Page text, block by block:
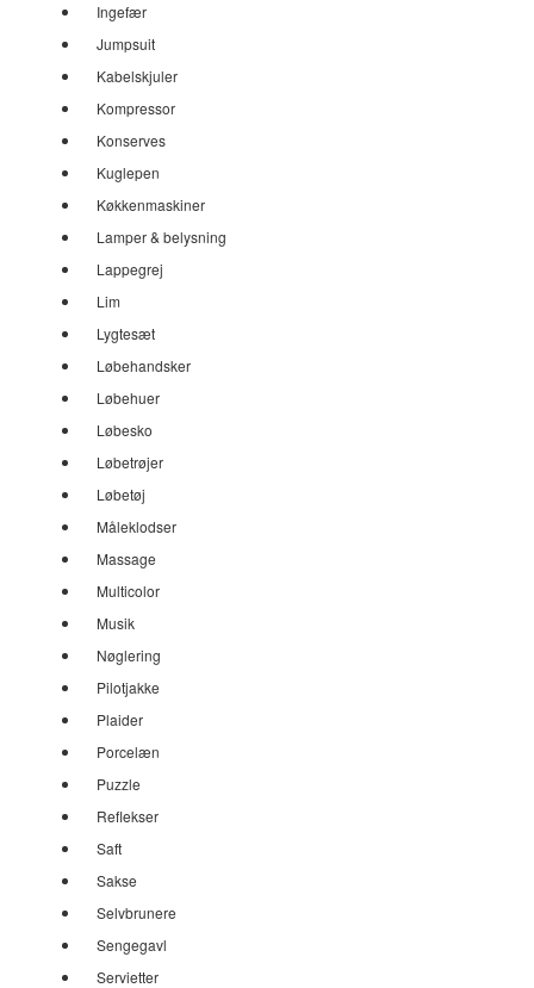
Ingefær
Jumpsuit
Kabelskjuler
Kompressor
Konserves
Kuglepen
Køkkenmaskiner
Lamper & belysning
Lappegrej
Lim
Lygtesæt
Løbehandsker
Løbehuer
Løbesko
Løbetrøjer
Løbetøj
Måleklodser
Massage
Multicolor
Musik
Nøglering
Pilotjakke
Plaider
Porcelæn
Puzzle
Reflekser
Saft
Sakse
Selvbrunere
Sengegavl
Servietter